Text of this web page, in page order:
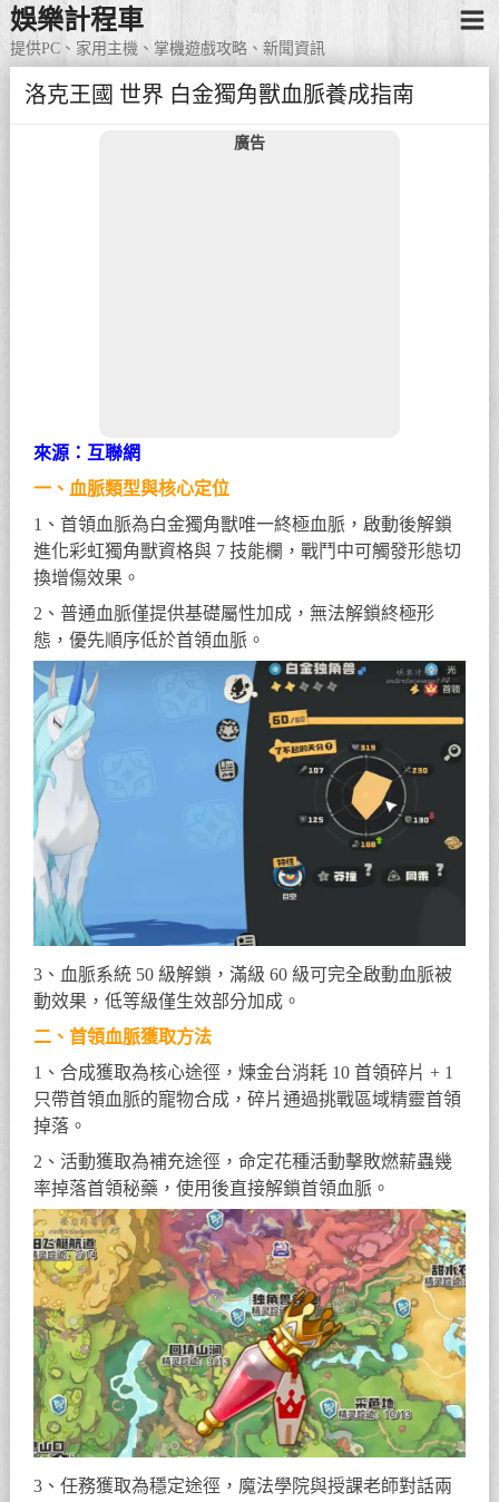
娛樂計程車
提供PC、家用主機、掌機遊戲攻略、新聞資訊
洛克王國 世界 白金獨角獸血脈養成指南
廣告
來源：互聯網
一、血脈類型與核心定位
1、首領血脈為白金獨角獸唯一終極血脈，啟動後解鎖
進化彩虹獨角獸資格與 7 技能欄，戰鬥中可觸發形態切
換增傷效果。
2、普通血脈僅提供基礎屬性加成，無法解鎖終極形
態，優先順序低於首領血脈。
3、血脈系統 50 級解鎖，滿級 60 級可完全啟動血脈被
動效果，低等級僅生效部分加成。
二、首領血脈獲取方法
1、合成獲取為核心途徑，煉金台消耗 10 首領碎片 + 1
只帶首領血脈的寵物合成，碎片通過挑戰區域精靈首領
掉落。
2、活動獲取為補充途徑，命定花種活動擊敗燃薪蟲幾
率掉落首領秘藥，使用後直接解鎖首領血脈。
3、任務獲取為穩定途徑，魔法學院與授課老師對話兩